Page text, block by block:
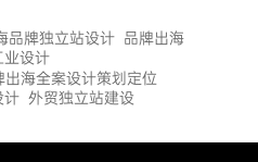
品牌独立站设计 品牌出海
业设计
出海全案设计策划定位
计 外贸独立站建设